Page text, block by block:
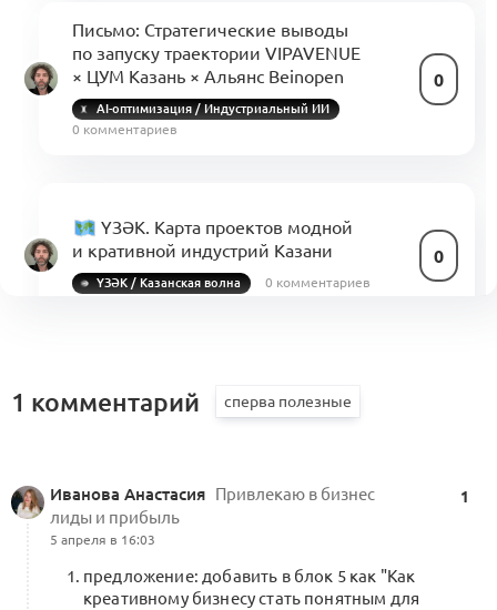
Письмо: Стратегические выводы
по запуску траектории VIPAVENUE
× ЦУМ Казань × Альянс Beinopen
0
AI-оптимизация / Индустриальный ИИ
0 комментариев
ҮЗӘК. Карта проектов модной
и кративной индустрий Казани
0
ҮЗӘК / Казанская волна 0 комментариев
Центр компетенций
1 комментарий
Иванова Анастасия Привлекаю в бизнес
лиды и прибыль
5 апреля в 16:03
1
предложение: добавить в блок 5 как "Как
креативному бизнесу стать понятным для